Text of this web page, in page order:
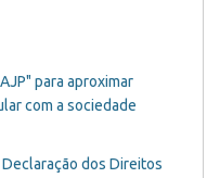
para aproximar
com a sociedade
dos Direitos